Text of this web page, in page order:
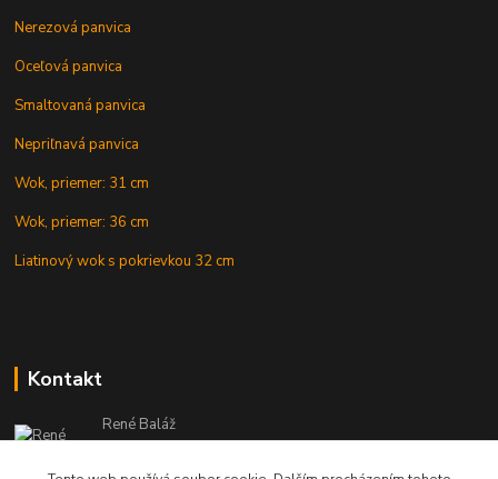
Nerezová panvica
Oceľová panvica
Smaltovaná panvica
Nepriľnavá panvica
Wok, priemer: 31 cm
Wok, priemer: 36 cm
Liatinový wok s pokrievkou 32 cm
Kontakt
René Baláž
Eshop: +421 902 212 007
od 8:00 - do 16:00 hod